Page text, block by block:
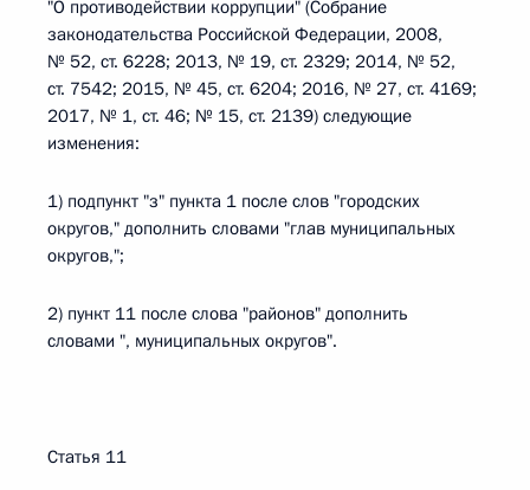
"О противодействии коррупции" (Собрание
законодательства Российской Федерации, 2008,
№ 52, ст. 6228; 2013, № 19, ст. 2329; 2014, № 52,
ст. 7542; 2015, № 45, ст. 6204; 2016, № 27, ст. 4169;
2017, № 1, ст. 46; № 15, ст. 2139) следующие
изменения:
1) подпункт "з" пункта 1 после слов "городских
округов," дополнить словами "глав муниципальных
округов,";
2) пункт 11 после слова "районов" дополнить
словами ", муниципальных округов".
Статья 11